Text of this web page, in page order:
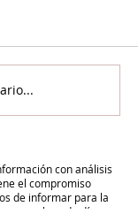
con análisis
el compromiso
de informar para la